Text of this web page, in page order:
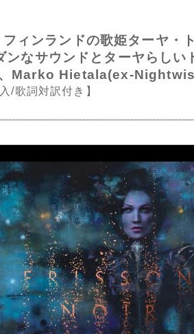
ィンランドの歌姫ターヤ・
ンなサウンドとターヤらし
Marko Hietala(ex-
/歌詞対訳付き】